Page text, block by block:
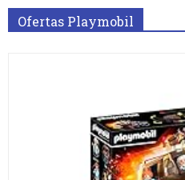
Ofertas Playmobil